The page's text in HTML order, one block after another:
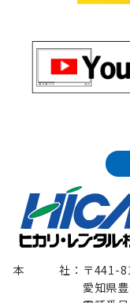
本 社：〒441-
愛知県豊橋市